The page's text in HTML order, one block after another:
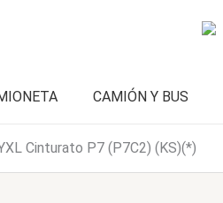
CAMIÓN Y BUS
Cinturato P7 (P7C2) (KS)(*)